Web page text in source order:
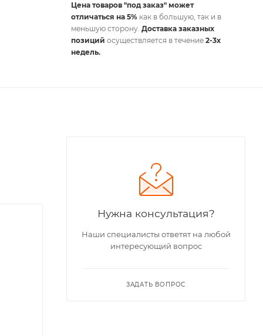
Цена товаров "под заказ" может
отличаться на 5%как в большую, так и в
меньшую сторону. Доставка заказных
позиций осуществляется в течение 2-3х
недель.
Нужна консультация?
Наши специалисты ответят на любой
интересующий вопрос
ЗАДАТЬ ВОПРОС